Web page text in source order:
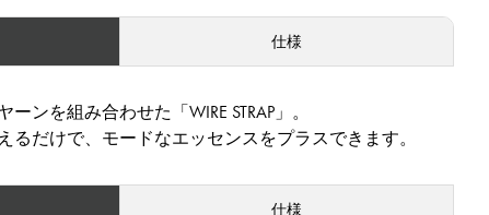
仕様
ンを組み合わせた「WIRE STRAP」。
るだけで、モードなエッセンスをプラスできます。
仕様